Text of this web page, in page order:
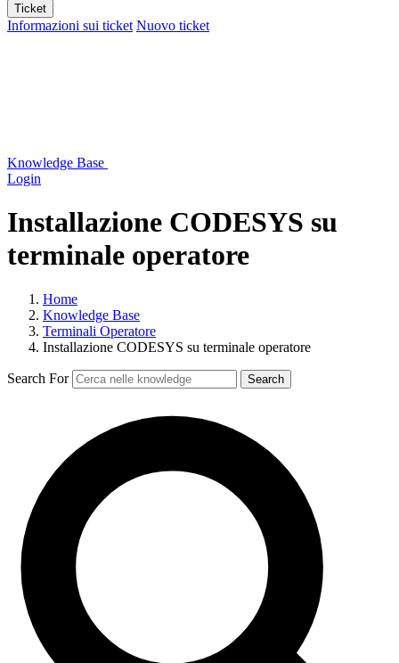
Ticket
Informazioni sui ticket Nuovo ticket
Knowledge Base
Login
Installazione CODESYS su
terminale operatore
Home
Knowledge Base
Terminali Operatore
Installazione CODESYS su terminale operatore
Search For Search